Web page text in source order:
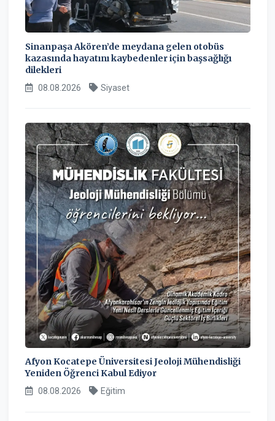
Sinanpaşa Akören’de meydana gelen otobüs
kazasında hayatını kaybedenler için başsağlığı
dilekleri
08.08.2026 Siyaset
Afyon Kocatepe Üniversitesi Jeoloji Mühendisliği
Yeniden Öğrenci Kabul Ediyor
08.08.2026 Eğitim